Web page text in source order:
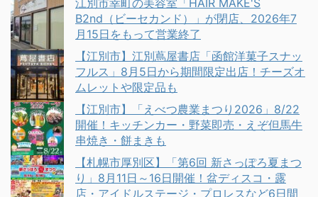
江別市幸町の美容室「HAIR MAKE'S
B2nd（ビーセカンド）」が閉店、2026年7
月15日をもって営業終了
【江別市】江別蔦屋書店「函館洋菓子スナッ
フルス」8月5日から期間限定出店！チーズオ
ムレットや限定品も
【江別市】「えべつ農業まつり2026」8/22
開催！キッチンカー・野菜即売・えぞ但馬牛
串焼き・餅まきも
【札幌市厚別区】「第6回 新さっぽろ夏まつ
り」8月11日～16日開催！盆ディスコ・露
店・アイドルステージ・プロレスなど6日間